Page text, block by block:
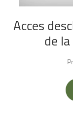
Acces
de la